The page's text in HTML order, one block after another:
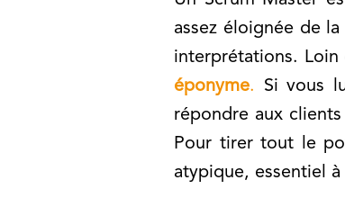
assez éloignée de
interprétations. Loin
éponyme.
Si vous
répondre aux
Pour tirer tout le
atypique, essentiel